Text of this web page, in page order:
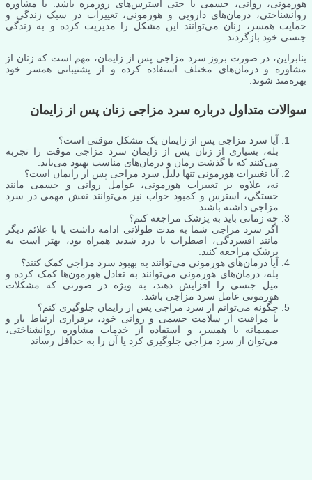
هورمونی، روانی، جسمی یا حتی استرس‌های روزمره باشد. با مشاوره
روانشناختی، درمان‌های دارویی و هورمونی، تغییرات در سبک زندگی و
حمایت همسر، زنان می‌توانند این مشکل را مدیریت کرده و به زندگی
جنسی خود بازگردند.
بنابراین، در صورت بروز سرد مزاجی پس از زایمان، مهم است که زنان از
مشاوره و درمان‌های مختلف استفاده کرده و از پشتیبانی همسر خود
بهره‌مند شوند.
سوالات متداول درباره سرد مزاجی زنان پس از زایمان
آیا سرد مزاجی پس از زایمان یک مشکل موقتی است؟
بله، بسیاری از زنان پس از زایمان سرد مزاجی موقت را تجربه
می‌کنند که با گذشت زمان و درمان‌های مناسب بهبود می‌یابد.
آیا تغییرات هورمونی تنها دلیل سرد مزاجی پس از زایمان است؟
نه، علاوه بر تغییرات هورمونی، عوامل روانی و جسمی مانند
خستگی، استرس و کمبود خواب نیز می‌توانند نقش مهمی در سرد
مزاجی داشته باشند.
چه زمانی باید به پزشک مراجعه کنم؟
اگر سرد مزاجی شما به مدت طولانی ادامه داشت یا با علائم دیگر
مانند افسردگی، اضطراب یا درد شدید همراه بود، بهتر است به
پزشک مراجعه کنید.
آیا درمان‌های هورمونی می‌توانند به بهبود سرد مزاجی کمک کنند؟
بله، درمان‌های هورمونی می‌توانند به تعادل هورمون‌ها کمک کرده و
میل جنسی را افزایش دهند، به ویژه در صورتی که مشکلات
هورمونی عامل سرد مزاجی باشد.
چگونه می‌توانم از سرد مزاجی پس از زایمان جلوگیری کنم؟
با مراقبت از سلامت جسمی و روانی خود، برقراری ارتباط باز و
صمیمانه با همسر، و استفاده از خدمات مشاوره روانشناختی،
می‌توان از سرد مزاجی جلوگیری کرد یا آن را به حداقل رساند